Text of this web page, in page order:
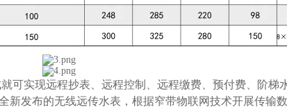
可实现远程抄表、远程控制、远程缴费、预付费、阶梯
发布的无线远传水表，根据窄带物联网技术开展传输